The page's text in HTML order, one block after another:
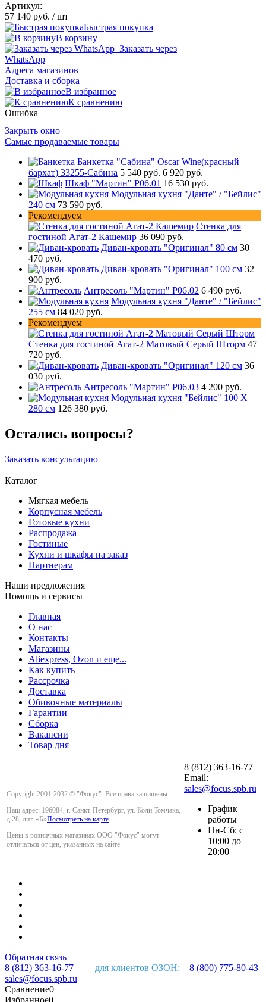
Артикул:
57 140 руб. / шт
Быстрая покупка
В корзину
Заказать через
WhatsApp
Адреса магазинов
Доставка и сборка
В избранное
К сравнению
Ошибка
Закрыть окно
Самые продаваемые товары
Банкетка "Сабина" Oscar Wine(красный
бархат) 33255-Сабина 5 540 руб. 6 920 руб.
Шкаф "Мартин" Р06.01 16 530 руб.
Модульная кухня "Данте" / "Бейлис"
240 см 73 590 руб.
Рекомендуем
Стенка для
гостиной Агат-2 Кашемир 36 090 руб.
Диван-кровать "Оригинал" 80 см 30
470 руб.
Диван-кровать "Оригинал" 100 см 32
900 руб.
Антресоль "Мартин" Р06.02 6 490 руб.
Модульная кухня "Данте" / "Бейлис"
255 см 84 020 руб.
Рекомендуем
Стенка для гостиной Агат-2 Матовый Серый Шторм 47
720 руб.
Диван-кровать "Оригинал" 120 см 36
030 руб.
Антресоль "Мартин" Р06.03 4 200 руб.
Модульная кухня "Бейлис" 100 Х
280 см 126 380 руб.
Остались вопросы?
Заказать консультацию
Каталог
Мягкая мебель
Корпусная мебель
Готовые кухни
Распродажа
Гостиные
Кухни и шкафы на заказ
Партнерам
Наши предложения
Помощь и сервисы
Главная
О нас
Контакты
Магазины
Aliexpress, Ozon и еще...
Как купить
Рассрочка
Доставка
Обивочные материалы
Гарантии
Сборка
Вакансии
Товар дня
Copyright 2001-2032 © "Фокус". Все права защищены.
Наш адрес: 196084, г. Санкт-Петербург, ул. Коли Томчака,
д.28, лит. «Б»Посмотреть на карте
Цены в розничных магазинах ООО "Фокус" могут
отличаться от цен, указанных на сайте
8 (812) 363-16-77
Email:
sales@focus.spb.ru
График
работы
Пн-Сб: с
10:00 до
20:00
Обратная связь
8 (812) 363-16-77
для клиентов ОЗОН: 8 (800) 775-80-43
sales@focus.spb.ru
Сравнение0
Избранное0